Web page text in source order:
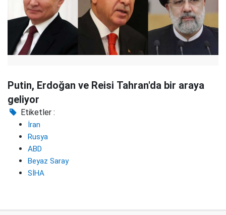
Putin, Erdoğan ve Reisi Tahran'da bir araya
geliyor
Etiketler :
İran
Rusya
ABD
Beyaz Saray
SİHA